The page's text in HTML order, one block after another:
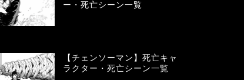
ー・死亡シーン一覧
【チェンソーマン】死亡キャ
ラクター・死亡シーン一覧